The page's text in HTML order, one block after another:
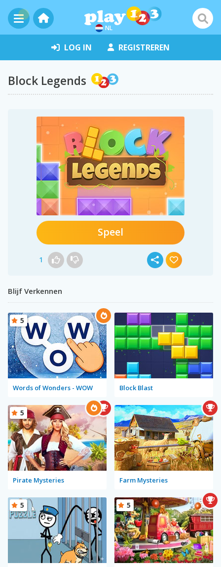
NL
LOG IN REGISTREREN
Block Legends
Speel
1
Blijf Verkennen
Words of Wonders - WOW
5
Block Blast
Pirate Mysteries
5
Farm Mysteries
5 5